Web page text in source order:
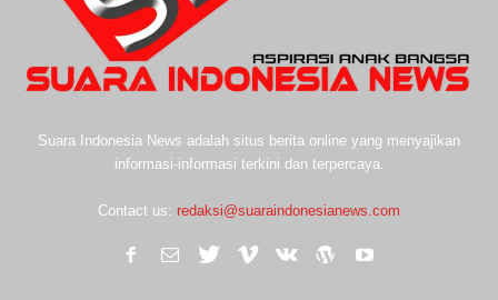
Suara Indonesia News adalah situs berita online yang menyajikan
informasi-informasi terkini dan terpercaya.
Contact us: redaksi@suaraindonesianews.com